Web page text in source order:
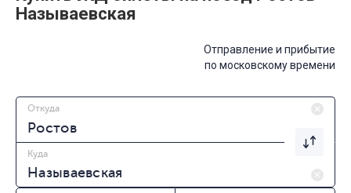
Называевская
Отправление и прибытие
по московскому времени
Откуда
Куда